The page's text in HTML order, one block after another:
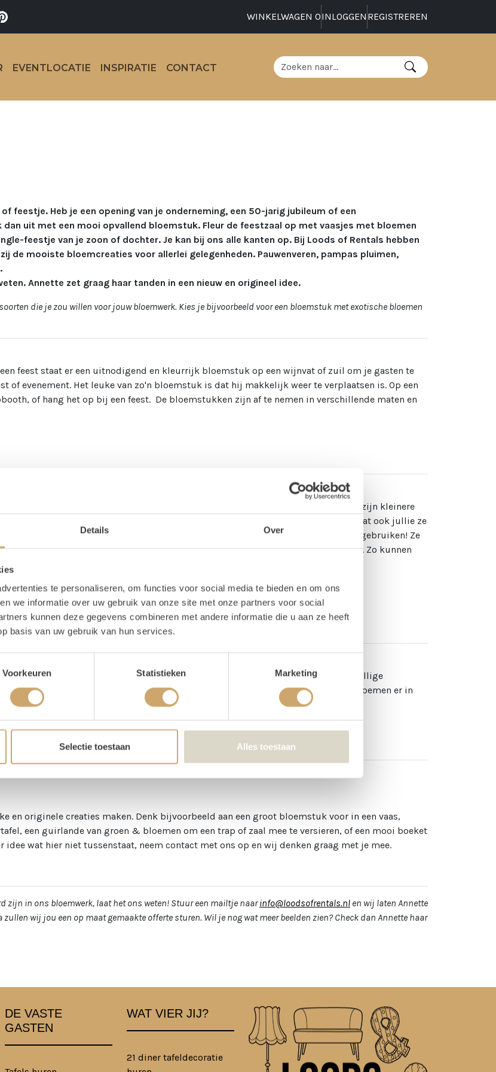
Details Over
te personaliseren, om functies voor social media te bieden en om ons
we informatie over uw gebruik van onze site met onze partners voor social
kunnen deze gegevens combineren met andere informatie die u aan ze heeft
basis van uw gebruik van hun services.
Voorkeuren Statistieken Marketing
Selectie toestaan Alles toestaan
WINKELWAGEN 0INLOGGEN REGISTREREN
EVENTLOCATIE INSPIRATIE CONTACT
feestje. Heb je een opening van je onderneming, een 50-jarig jubileum of een
uit met een mooi opvallend bloemstuk. Fleur de feestzaal op met vaasjes met bloemen
feestje van je zoon of dochter. Je kan bij ons alle kanten op. Bij Loods of Rentals hebben
de mooiste bloemcreaties voor allerlei gelegenheden. Pauwenveren, pampas pluimen,
Annette zet graag haar tanden in een nieuw en origineel idee.
die je zou willen voor jouw bloemwerk. Kies je bijvoorbeeld voor een bloemstuk met exotische bloemen
feest staat er een uitnodigend en kleurrijk bloemstuk op een wijnvat of zuil om je gasten te
of evenement. Het leuke van zo'n bloemstuk is dat hij makkelijk weer te verplaatsen is. Op een
of hang het op bij een feest. De bloemstukken zijn af te nemen in verschillende maten en
weten we niet, maar wij vinden het in elk geval een leuke naam! Het zijn kleinere
het bloemstuk direct uit de grond komt. Wij zijn al lange tijd fan en merken dat ook jullie ze
maken. Snappen we, want naast dat het eyecatchers zijn, kun je ze zo weer hergebruiken! Ze
neem je het stuk mee naar huis en kun je de bloemen nog in een vaas zetten. Zo kunnen
€31,50 - €125,00
sfeer en vreugde. Op dit gebied bieden wij verschillende mogelijkheden voor gezellige
groenblad, verse bloemen, of een mix van dat alles! Hoe meer (verse) bloemen er in
en bloemen. Afgewerkt met touw of lint. Richtprijs: €8,25 - €12,00.
en originele creaties maken. Denk bijvoorbeeld aan een groot bloemstuk voor in een vaas,
een guirlande van groen & bloemen om een trap of zaal mee te versieren, of een mooi boeket
idee wat hier niet tussenstaat, neem contact met ons op en wij denken graag met je mee.
zijn in ons bloemwerk, laat het ons weten! Stuur een mailtje naarinfo@loodsofrentals.nl en wij laten Annette
wij jou een op maat gemaakte offerte sturen. Wil je nog wat meer beelden zien? Check dan Annette haar
DE VASTE
GASTEN
WAT VIER JIJ?
21 diner tafeldecoratie